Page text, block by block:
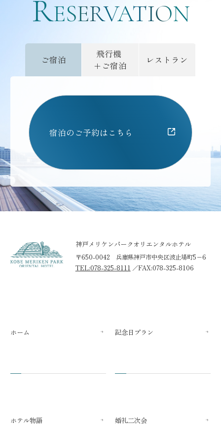
RESERVATION
ご宿泊
飛行機
+ご宿泊
レストラン
宿泊のご予約はこちら
神戸メリケンパークオリエンタルホテル
〒650-0042 兵庫県神戸市中央区波止場町5−6
TEL:078-325-8111 ／FAX:078-325-8106
ホーム
ホテル物語
記念日プラン
婚礼二次会